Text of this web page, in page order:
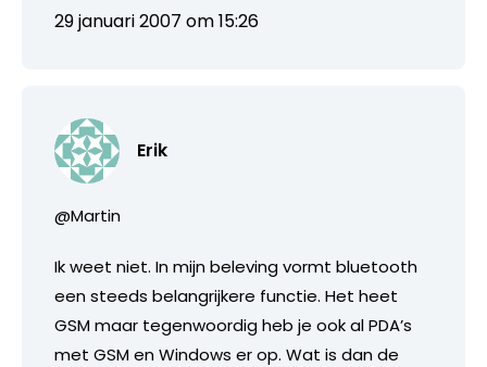
29 januari 2007 om 15:26
Erik
@Martin
Ik weet niet. In mijn beleving vormt bluetooth
een steeds belangrijkere functie. Het heet
GSM maar tegenwoordig heb je ook al PDA’s
met GSM en Windows er op. Wat is dan de